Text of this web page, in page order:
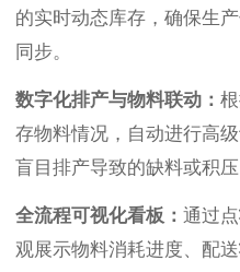
的实时动态库存，确保生
同步。
数字化排产与物料联动：
存物料情况，自动进行高
盲目排产导致的缺料或积压
全流程可视化看板： 通过
观展示物料消耗进度、配